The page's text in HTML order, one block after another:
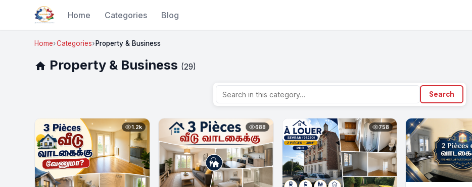
Home Categories Blog
Home Categories Property & Business
home Property & Business (29)
Search
1.2k 688 758